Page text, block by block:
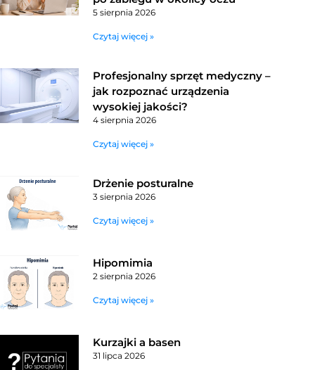
5 sierpnia 2026
Czytaj więcej »
Profesjonalny sprzęt medyczny –
jak rozpoznać urządzenia
wysokiej jakości?
4 sierpnia 2026
Czytaj więcej »
Drżenie posturalne
3 sierpnia 2026
Czytaj więcej »
Hipomimia
2 sierpnia 2026
Czytaj więcej »
Kurzajki a basen
31 lipca 2026